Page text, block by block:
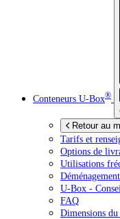
Conteneurs U-Box®
Retour au
Tarifs et
Options de
Utilisations
U-Box -
FAQ
Dimensions